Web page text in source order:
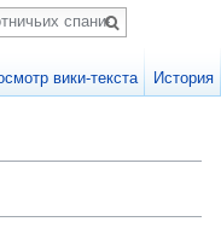
вики-текста История